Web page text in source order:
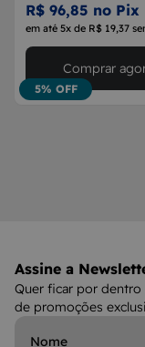
R$ 96,85 no Pix
em até 5x de R$ 19,37
5% OFF
Comprar
Assine a
Quer ficar por dentro
de promoções